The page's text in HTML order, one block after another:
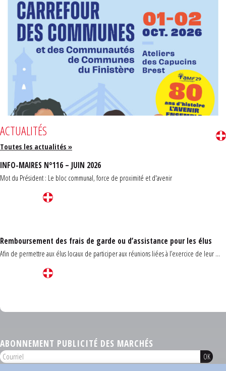
ACTUALITÉS
Toutes les actualités »
INFO-MAIRES N°116 – JUIN 2026
Mot du Président : Le bloc communal, force de proximité et d'avenir
Remboursement des frais de garde ou d’assistance pour les élus
Afin de permettre aux élus locaux de participer aux réunions liées à l’exercice de leur ...
ABONNEMENT PUBLICITÉ DES MARCHÉS